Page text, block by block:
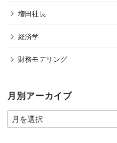
増田社長
経済学
財務モデリング
月別アーカイブ